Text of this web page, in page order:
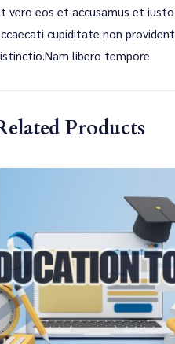
vero eos et accusamus et
cupiditate non
libero tempore.
Products